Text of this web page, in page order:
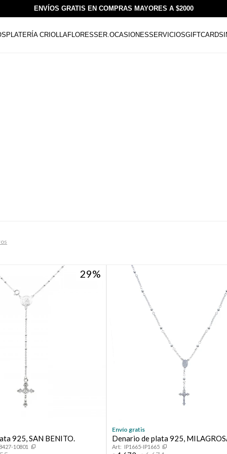
ENVÍOS GRATIS EN COMPRAS MAYORES A $2000
PLATERÍA CRIOLLAFLORESSER.OCASIONESSERVICIOSGIFTCARDS
29
925, SAN BENITO.
10801
Envío gratis
Denario de plata 925,
IP1665-IP1665